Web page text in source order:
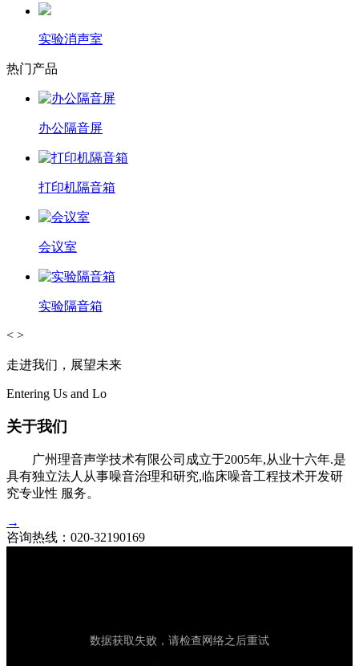
实验消声室
热门产品
办公隔音屏
打印机隔音箱
会议室
实验隔音箱
< >
走进我们，展望未来
Entering Us and Lo
关于我们
广州理音声学技术有限公司成立于2005年,从业十六年.是
具有独立法人从事噪音治理和研究,临床噪音工程技术开发研
究专业性 服务。
→
咨询热线： 020-32190169